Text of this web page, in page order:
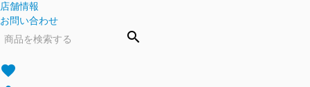
店舗情報
お問い合わせ
search
favorite